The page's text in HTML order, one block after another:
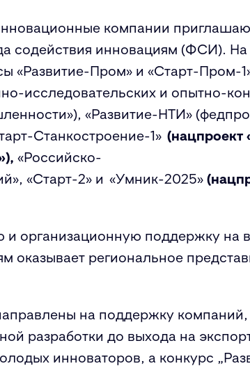
компании
содействия инновациям (ФСИ).
«Развитие-Пром» и «Старт-Пром-
исследовательских и опытно-
«Развитие-НТИ»
Станкостроение-1» (нацпроект
«Российско-
«Старт-2» и «Умник-2025»
организационную поддержку на
оказывает региональное
на поддержку компаний,
разработки до выхода на
инноваторов, а конкурс